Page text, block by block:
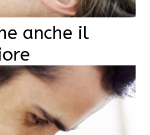
anche il